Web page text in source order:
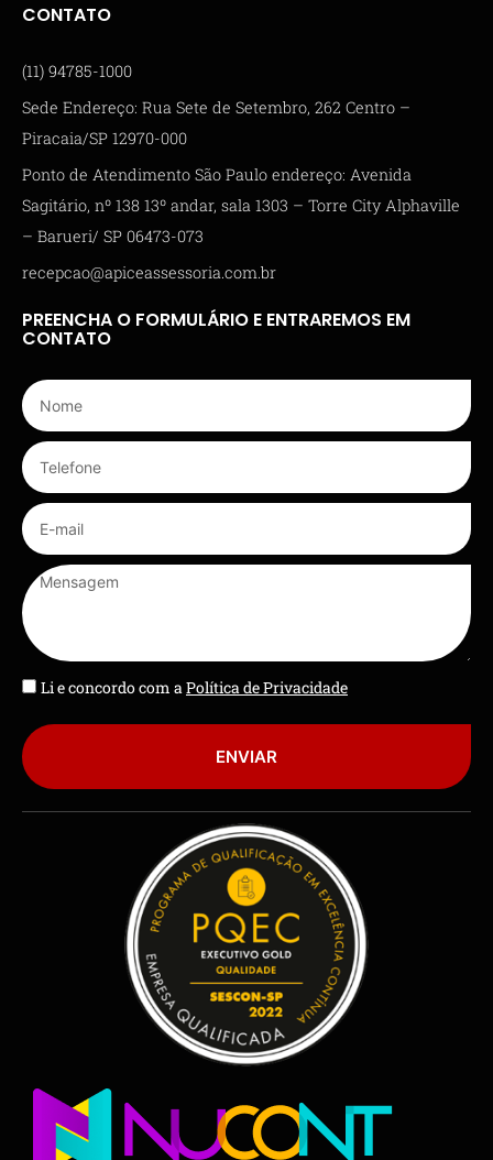
CONTATO
(11) 94785-1000
Sede Endereço: Rua Sete de Setembro, 262 Centro –
Piracaia/SP 12970-000
Ponto de Atendimento São Paulo endereço: Avenida
Sagitário, nº 138 13º andar, sala 1303 – Torre City Alphaville
– Barueri/ SP 06473-073
recepcao@apiceassessoria.com.br
PREENCHA O FORMULÁRIO E ENTRAREMOS EM
CONTATO
Li e concordo com aPolítica de Privacidade
ENVIAR